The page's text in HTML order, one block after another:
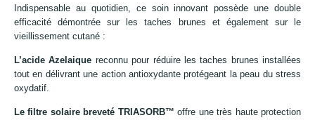
Indispensable au quotidien, ce soin innovant possède une double
efficacité démontrée sur les taches brunes et également sur le
vieillissement cutané :
L’acide Azelaique reconnu pour réduire les taches brunes installées
tout en délivrant une action antioxydante protégeant la peau du stress
oxydatif.
Le filtre solaire breveté TRIASORB™ offre une très haute protection